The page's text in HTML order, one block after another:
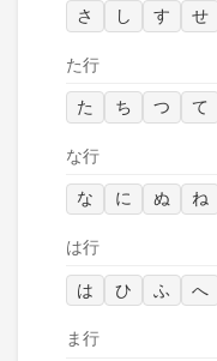
さ し す せ
た行
た ち つ て
な行
な に ぬ ね
は行
は ひ ふ へ
ま行